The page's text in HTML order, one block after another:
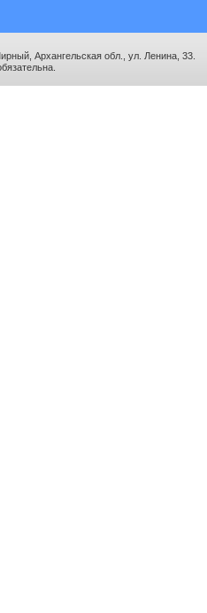
Архангельская обл., ул. Ленина, 33.